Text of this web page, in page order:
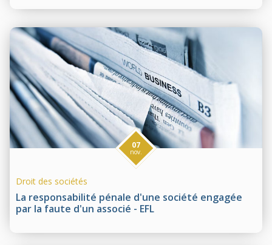
La responsabilité pénale d'une société engagée
par la faute d'un associé - EFL
07
nov.
Droit des sociétés